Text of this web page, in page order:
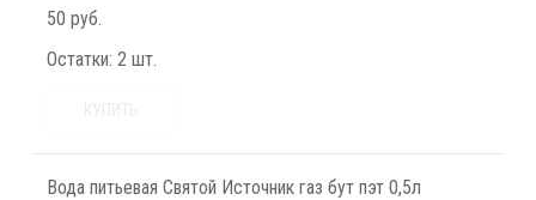
50 руб.
Остатки: 2 шт.
Вода питьевая Святой Источник газ бут пэт 0,5л